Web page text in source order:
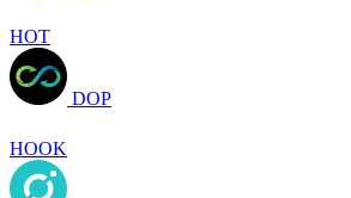
HOT
DOP
HOOK